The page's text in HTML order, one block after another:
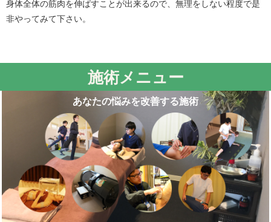
身体全体の筋肉を伸ばすことが出来るので、無理をしない程度で是
非やってみて下さい。
施術メニュー
あなたの悩みを改善する施術